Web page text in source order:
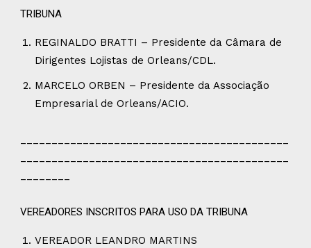
TRIBUNA
REGINALDO BRATTI – Presidente da Câmara de
Dirigentes Lojistas de Orleans/CDL.
MARCELO ORBEN – Presidente da Associação
Empresarial de Orleans/ACIO.
VEREADORES INSCRITOS PARA USO DA TRIBUNA
VEREADOR LEANDRO MARTINS